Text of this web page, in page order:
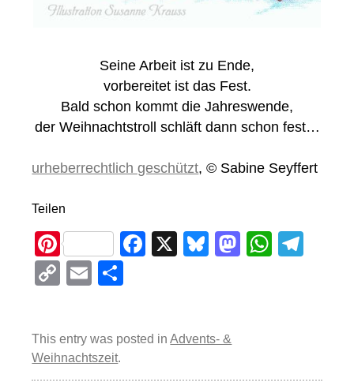
Seine Arbeit ist zu Ende,
vorbereitet ist das Fest.
Bald schon kommt die Jahreswende,
der Weihnachtstroll schläft dann schon fest…
urheberrechtlich geschützt, © Sabine Seyffert
Teilen
Pi
nt
er
st
F
b
X
Bl
y
M
W
C
y
Li
E
n
This entry was posted inAdvents- &
Weihnachtszeit.